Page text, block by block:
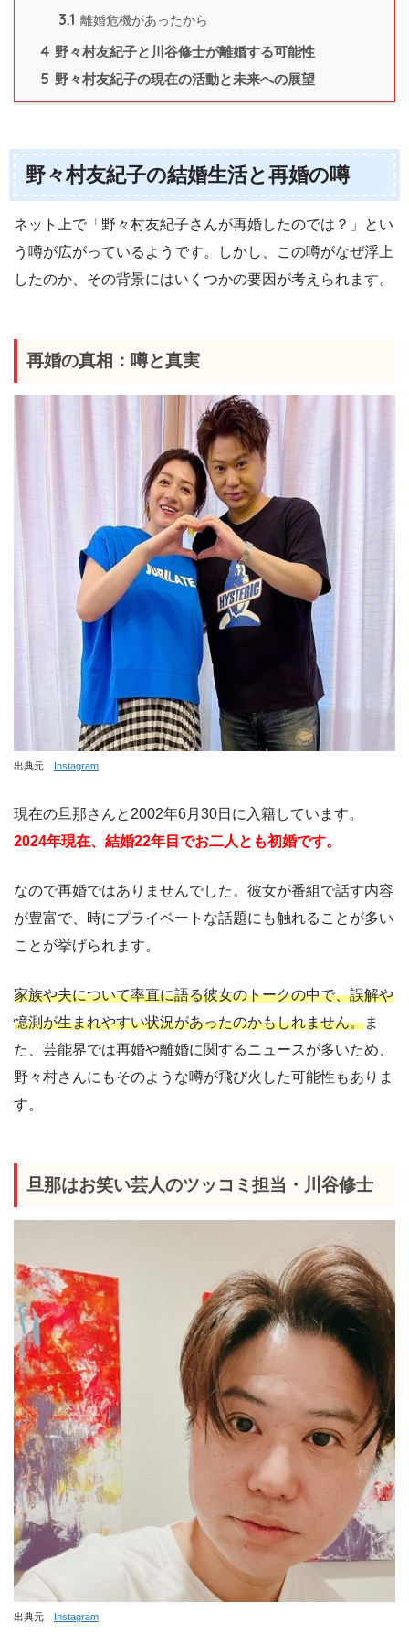
3.1 離婚危機があったから
4 野々村友紀子と川谷修士が離婚する可能性
5 野々村友紀子の現在の活動と未来への展望
野々村友紀子の結婚生活と再婚の噂
ネット上で「野々村友紀子さんが再婚したのでは？」とい
う噂が広がっているようです。しかし、この噂がなぜ浮上
したのか、その背景にはいくつかの要因が考えられます。
再婚の真相：噂と真実
出典元 Instagram
現在の旦那さんと2002年6月30日に入籍しています。
2024年現在、結婚22年目でお二人とも初婚です。
なので再婚ではありませんでした。彼女が番組で話す内容
が豊富で、時にプライベートな話題にも触れることが多い
ことが挙げられます。
家族や夫について率直に語る彼女のトークの中で、誤解や
憶測が生まれやすい状況があったのかもしれません。ま
た、芸能界では再婚や離婚に関するニュースが多いため、
野々村さんにもそのような噂が飛び火した可能性もありま
す。
旦那はお笑い芸人のツッコミ担当・川谷修士
出典元 Instagram